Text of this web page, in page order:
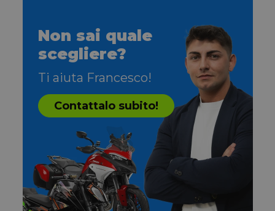
Non sai quale
scegliere?
Ti aiuta Francesco!
Contattalo subito!